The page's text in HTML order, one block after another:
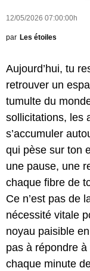
12/05/2026 07:00:00h
par Les étoiles
Aujourd’hui, tu
retrouver un
tumulte du
sollicitations, les
s’accumuler
qui pèse sur ton
une pause, une
chaque fibre de
Ce n’est pas de
nécessité vitale
noyau paisible
pas à répondre
chaque minute